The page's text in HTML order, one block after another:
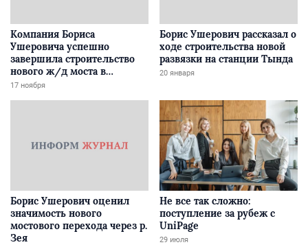
Компания Бориса
Ушеровича успешно
завершила строительство
нового ж/д моста в
Забайкалье
17 ноября
Борис Ушерович рассказал о
ходе строительства новой
развязки на станции Тында
20 января
Борис Ушерович оценил
значимость нового
мостового перехода через р.
Зея
Не все так сложно:
поступление за рубеж с
UniPage
29 июля